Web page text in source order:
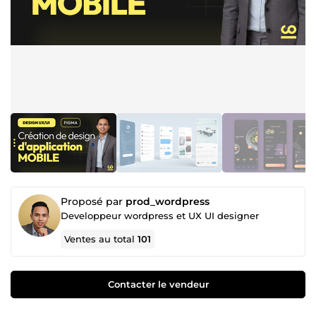
Proposé par prod_wordpress
Developpeur wordpress et UX UI designer
Ventes au total101
Contacter le vendeur